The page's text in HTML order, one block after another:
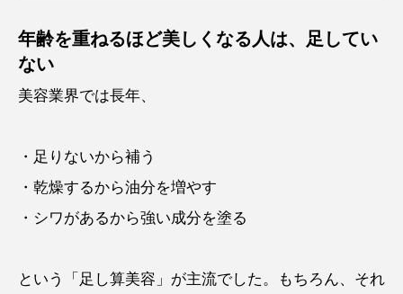
年齢を重ねるほど美しくなる人は、足してい
ない
美容業界では長年、
・足りないから補う
・乾燥するから油分を増やす
・シワがあるから強い成分を塗る
という「足し算美容」が主流でした。もちろん、それ